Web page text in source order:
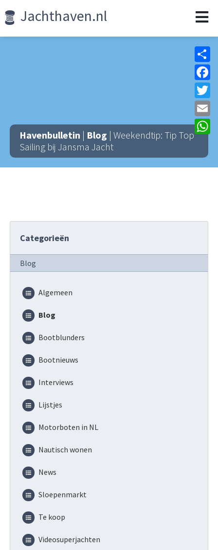
Jachthaven.nl
Havenbulletin | Blog | Weekendtip: Tip Top
Sailing bij Jansma Jacht
Categorieën
Blog
Algemeen
Blog
Bootblunders
Bootnieuws
Interviews
Lijstjes
Motorboten in NL
Nautisch wonen
News
Sloepenmarkt
Te koop
Videosuperjachten